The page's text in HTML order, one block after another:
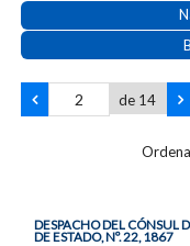
de 14
DESPACHO DEL CÓNSUL
DE ESTADO, Nº. 22, 1867